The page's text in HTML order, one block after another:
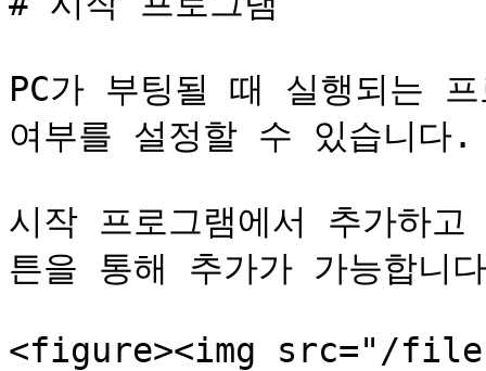
PC가 부팅될 때 실행되는
여부를 설정할 수 있습니다.
시작 프로그램에서 추가하
튼을 통해 추가가 가능합니
<figure><img src="/files/